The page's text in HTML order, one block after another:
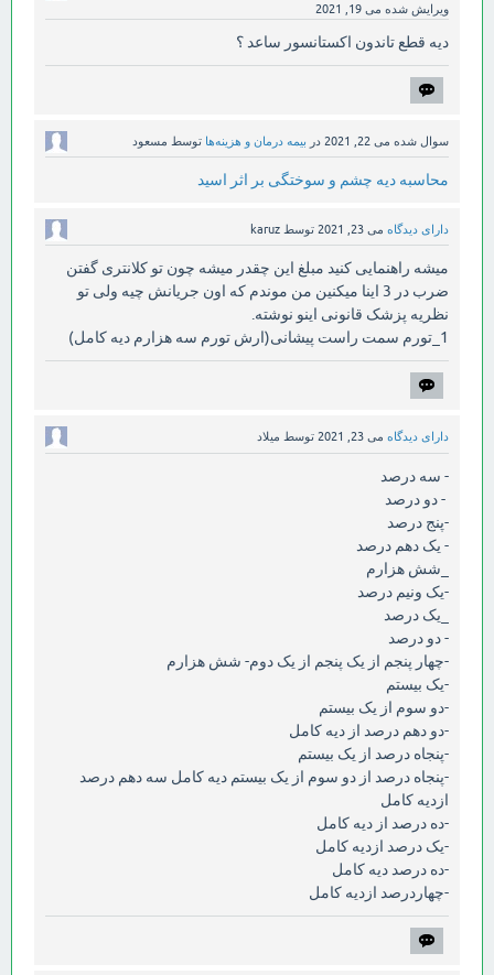
ویرایش شده می 19, 2021
دیه قطع تاندون اکستانسور ساعد ؟
سوال شده می 22, 2021 در بیمه درمان و هزینه‌ها توسط مسعود
محاسبه دیه چشم و سوختگی بر اثر اسید
دارای دیدگاه می 23, 2021 توسط karuz
میشه راهنمایی کنید مبلغ این چقدر میشه چون تو کلانتری گفتن
ضرب در 3 اینا میکنین من موندم که اون جریانش چیه ولی تو
نظریه پزشک قانونی اینو نوشته.
1_تورم سمت راست پیشانی(ارش تورم سه هزارم دیه کامل)
دارای دیدگاه می 23, 2021 توسط میلاد
- سه درصد
- دو درصد
-پنج درصد
- یک دهم درصد
_شش هزارم
-یک ونیم درصد
_یک درصد
- دو درصد
-چهار پنجم از یک پنجم از یک دوم- شش هزارم
-یک بیستم
-دو سوم از یک بیستم
-دو دهم درصد از دیه کامل
-پنجاه درصد از یک بیستم
-پنجاه درصد از دو سوم از یک بیستم دیه کامل سه دهم درصد
ازدیه کامل
-ده درصد از دیه کامل
-یک درصد ازدیه کامل
-ده درصد دیه کامل
-چهاردرصد ازدیه کامل